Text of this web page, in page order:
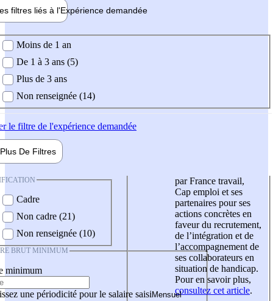
filtres liés à l'Expérience demandée
demandée
Moins de 1 an
De 1 à 3 ans (5)
Plus de 3 ans
Non renseignée (14)
le filtre de l'expérience demandée
Plus De Filtres
Cadre
Non cadre (21)
Non renseignée (10)
BRUT MINIMUM
minimum
une périodicité pour le salaire saisi
par France travail,
Cap emploi et ses
partenaires pour ses
actions concrètes en
faveur du recrutement,
de l’intégration et de
l’accompagnement de
ses collaborateurs en
situation de handicap.
Pour en savoir plus,
consultez cet article.